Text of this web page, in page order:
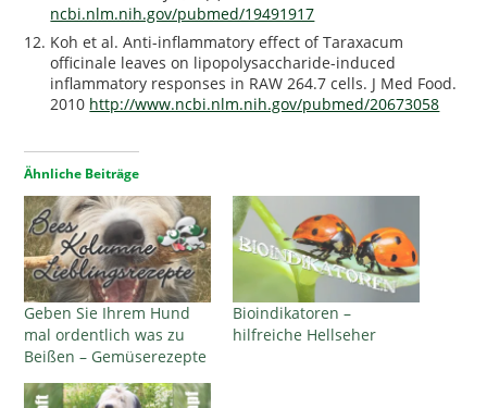
ncbi.nlm.nih.gov/pubmed/19491917
Koh et al. Anti-inflammatory effect of Taraxacum
officinale leaves on lipopolysaccharide-induced
inflammatory responses in RAW 264.7 cells. J Med Food.
2010 http://www.ncbi.nlm.nih.gov/pubmed/20673058
Ähnliche Beiträge
Geben Sie Ihrem Hund
mal ordentlich was zu
Beißen – Gemüserezepte
Bioindikatoren –
hilfreiche Hellseher